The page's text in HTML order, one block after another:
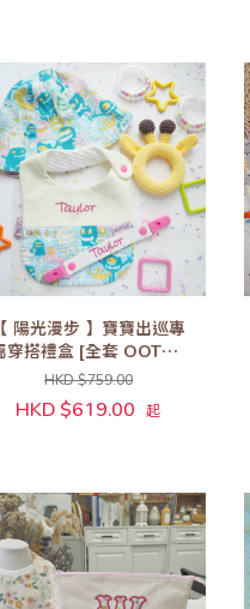
【 陽光漫步 】寶寶出巡專
穿搭禮盒 [全套 OOTD!]
(No. A)
HKD $759.00
HKD $619.00 起